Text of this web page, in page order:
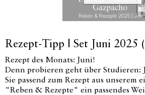
Rezept-Tipp | Set Juni 2025
Rezept des Monats: Juni!
Denn probieren geht über Studieren:
Sie passend zum Rezept aus unserem
"Reben & Rezepte" ein passendes